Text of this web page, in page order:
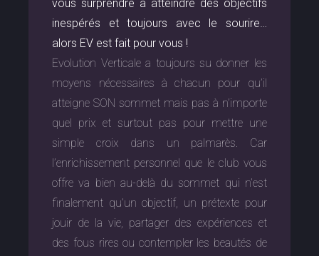
vous surprendre à atteindre des objectifs
inespérés et toujours avec le sourire…
alors EV est fait pour vous !
Evolution Verticale a toujours su donner les
moyens nécessaires à chacun pour qu’il
atteigne SON sommet mais pas à n’importe
quel prix et surtout pas pour mettre une
simple croix dans un palmarès. Car
l’enrichissement personnel que le club vous
offre va bien au-delà du sommet qui n’est
finalement qu’un objectif, un prétexte pour
jouir de la vie, partager des expériences et
des fous rires ou contempler les beautés de